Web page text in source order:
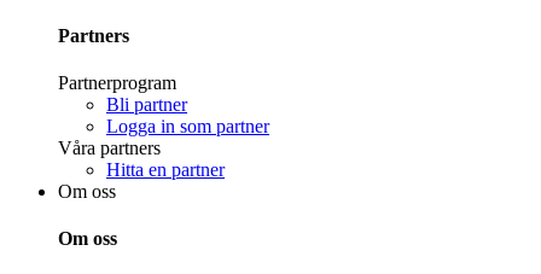
Partners
Partnerprogram
Bli partner
Logga in som partner
Våra partners
Hitta en partner
Om oss
Om oss